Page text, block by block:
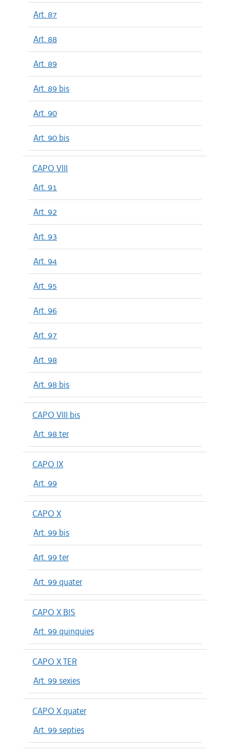
Art. 87
Art. 88
Art. 89
Art. 89 bis
Art. 90
Art. 90 bis
CAPO VIII
Art. 91
Art. 92
Art. 93
Art. 94
Art. 95
Art. 96
Art. 97
Art. 98
Art. 98 bis
CAPO VIII bis
Art. 98 ter
CAPO IX
Art. 99
CAPO X
Art. 99 bis
Art. 99 ter
Art. 99 quater
CAPO X BIS
Art. 99 quinquies
CAPO X TER
Art. 99 sexies
CAPO X quater
Art. 99 septies